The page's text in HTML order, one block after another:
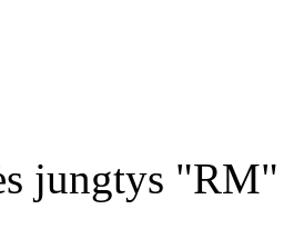
jungtys